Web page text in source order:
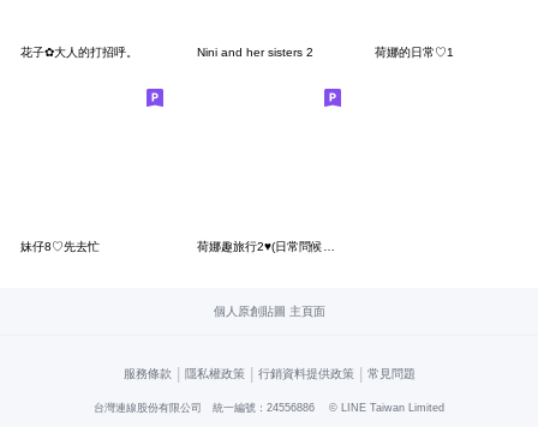
花子✿大人的打招呼。 Nini and her sisters 2 荷娜的日常♡1
妹仔8♡先去忙
個人原創貼圖 主頁面
服務條款 | 隱私權政策 | 行銷資料提供政策 | 常見問題
台灣連線股份有限公司 統一編號：24556886 © LINE Taiwan Limited